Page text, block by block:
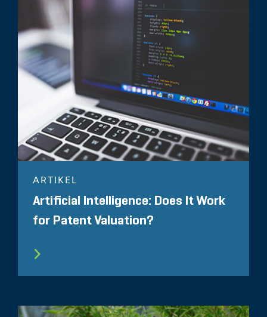
ARTIKEL
Artificial Intelligence: Does It Work
for Patent Valuation?